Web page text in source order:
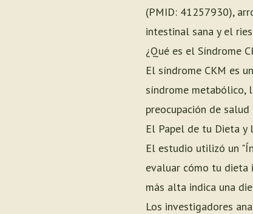
(PMID: 41257930),
intestinal sana y el
¿Qué es el Síndrome
El síndrome CKM es
síndrome metabólico,
preocupación de
El Papel de tu Dieta
El estudio utilizó un
evaluar cómo tu dieta
más alta indica una
Los investigadores